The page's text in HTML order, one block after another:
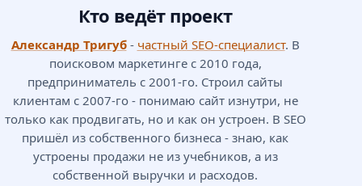
Отсутствие страниц преподавателей
Блок «Преподаватели» с фото и ФИО - не страница
преподавателя. Нужны отдельные посадочные с
регалиями, образованием, стажем, публикациями,
ссылками на их курсы. Это критичный E-E-A-T-сигнал
Кто ведёт проект
Александр Тригуб- частный SEO-специалист. В
поисковом маркетинге с 2010 года,
предприниматель с 2001-го. Строил сайты
клиентам с 2007-го - понимаю сайт изнутри, не
только как продвигать, но и как он устроен. В SEO
пришёл из собственного бизнеса - знаю, как
устроены продажи не из учебников, а из
собственной выручки и расходов.